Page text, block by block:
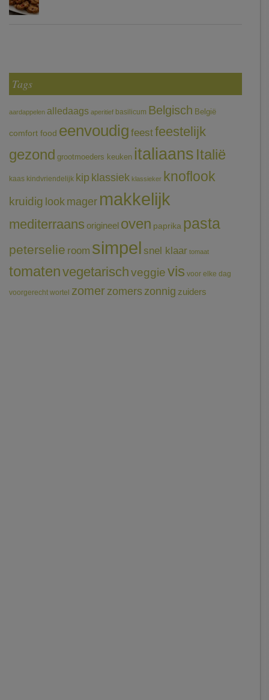
Tags
aardappelen alledaags aperitief basilicum Belgisch België
comfort food eenvoudig feestfeestelijk
gezond grootmoeders keuken italiaans Italië
kaas kindvriendelijk kip klassiek klassieker knoflook
kruidig look mager makkelijk
mediterraans origineel oven paprika pasta
peterselie room simpel snel klaar tomaat
tomatenvegetarischveggievis voor elke dag
voorgerecht wortel zomerzomerszonnig zuiders